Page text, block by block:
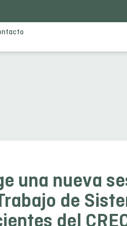
una nueva
de
del